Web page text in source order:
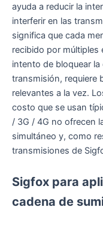
ayuda a reducir la
interferir en las
significa que cada
recibido por múltiples
intento de bloquear
transmisión, requiere
relevantes a la vez.
costo que se usan
/ 3G / 4G no ofrecen
simultáneo y, como
transmisiones de
Sigfox para
cadena de